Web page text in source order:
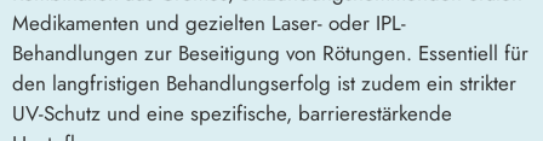
Medikamenten und gezielten Laser- oder IPL-
Behandlungen zur Beseitigung von Rötungen. Essentiell für
den langfristigen Behandlungserfolg ist zudem ein strikter
UV-Schutz und eine spezifische, barrierestärkende